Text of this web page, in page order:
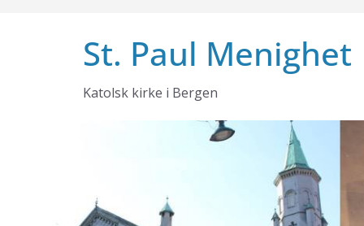
St. Paul Menighet
Katolsk kirke i Bergen